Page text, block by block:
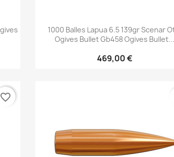
Aperçu rapide
1000 Balles Lapua 6.5 139gr Scenar
Ogives Bullet Gb458 Ogives
469,00 €
favorite_border